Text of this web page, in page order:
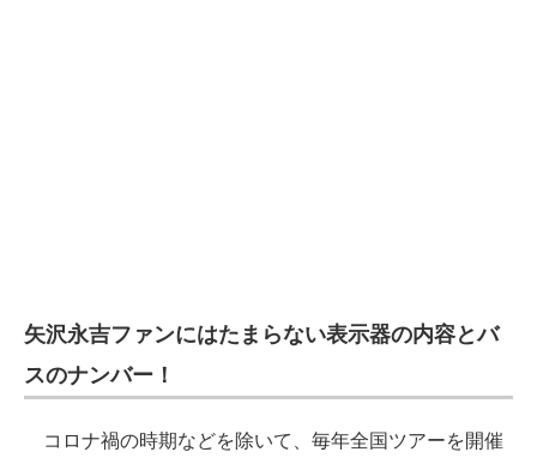
矢沢永吉ファンにはたまらない表示器の内容とバ
スのナンバー！
コロナ禍の時期などを除いて、毎年全国ツアーを開催